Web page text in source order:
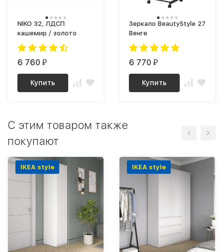
NIKO 32, ЛДСП
кашемир / золото
6 760 ₽
Купить
Зеркало BeautyStyle 27
Венге
6 770 ₽
Купить
C этим товаром также
покупают
IKEA style IKEA style